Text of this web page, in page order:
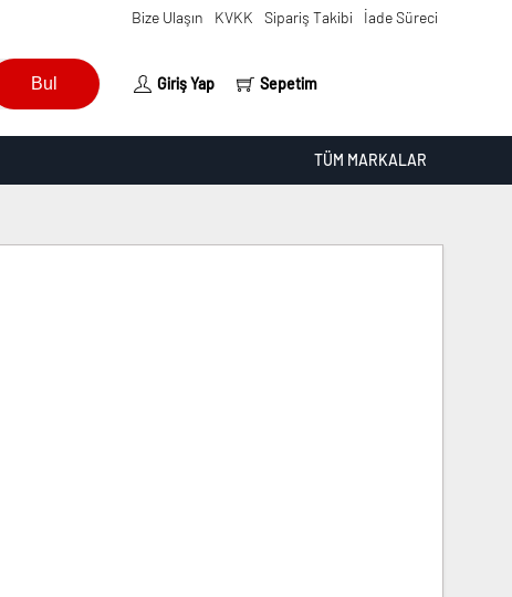
Bize Ulaşın KVKK Sipariş Takibi İade Süreci
Bul Giriş Yap Sepetim
TÜM MARKALAR